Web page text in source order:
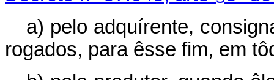
a) pelo adquírente,
rogados, para êsse fim, em